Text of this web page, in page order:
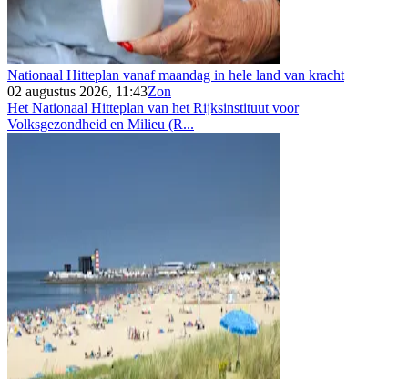
Nationaal Hitteplan vanaf maandag in hele land van kracht
02 augustus 2026, 11:43Zon
Het Nationaal Hitteplan van het Rijksinstituut voor
Volksgezondheid en Milieu (R...